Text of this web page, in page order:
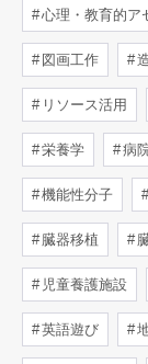
心理・教育的ア
図画工作
リソース活用
栄養学 病
機能性分子
臓器移植
児童養護施設
英語遊び